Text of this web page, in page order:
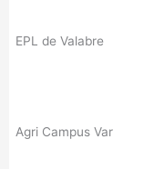
EPL de Valabre
Agri Campus Var